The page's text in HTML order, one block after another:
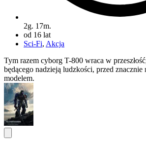
2g. 17m.
od 16 lat
Sci-Fi, Akcja
Tym razem cyborg T-800 wraca w
będącego nadzieją ludzkości, przed znacznie
modelem.